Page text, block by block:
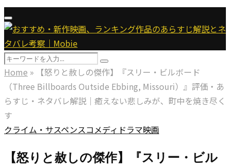
Primary
Menu
Search
for:
Search
Home »
【怒りと赦しの傑作】『スリー・ビルボード
（Three Billboards Outside Ebbing, Missouri）』評価・あ
らすじ・ネタバレ解説｜癒えない悲しみが、町中を焼き尽く
す
クライム・サスペンスコメディ ドラマ映画
【怒りと赦しの傑作】『スリー・ビル